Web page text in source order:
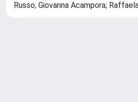
Russo; Giovanna Acampora;